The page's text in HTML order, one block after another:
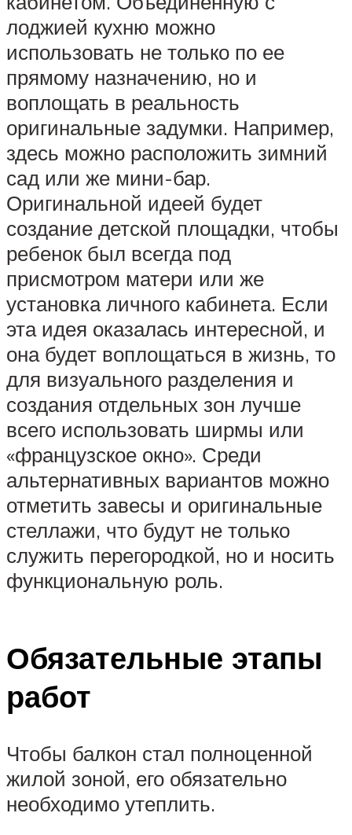
лоджией кухню можно
использовать не только по ее
прямому назначению, но и
воплощать в реальность
оригинальные задумки. Например,
здесь можно расположить зимний
сад или же мини-бар.
Оригинальной идеей будет
создание детской площадки, чтобы
ребенок был всегда под
присмотром матери или же
установка личного кабинета. Если
эта идея оказалась интересной, и
она будет воплощаться в жизнь, то
для визуального разделения и
создания отдельных зон лучше
всего использовать ширмы или
«французское окно». Среди
альтернативных вариантов можно
отметить завесы и оригинальные
стеллажи, что будут не только
служить перегородкой, но и носить
функциональную роль.
Обязательные этапы
работ
Чтобы балкон стал полноценной
жилой зоной, его обязательно
необходимо утеплить.